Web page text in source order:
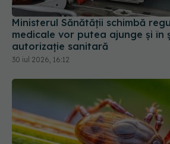
Ministerul Sănătății schimbă
medicale vor putea ajunge și în
autorizație sanitară
30 iul 2026, 16:12